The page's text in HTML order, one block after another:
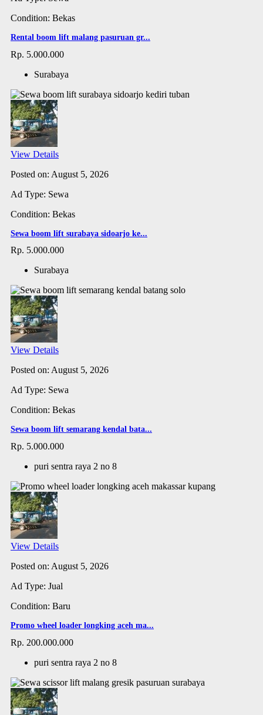
Condition: Bekas
Rental boom lift malang pasuruan gr...
Rp. 5.000.000
Surabaya
View Details
Posted on: August 5, 2026
Ad Type: Sewa
Condition: Bekas
Sewa boom lift surabaya sidoarjo ke...
Rp. 5.000.000
Surabaya
View Details
Posted on: August 5, 2026
Ad Type: Sewa
Condition: Bekas
Sewa boom lift semarang kendal bata...
Rp. 5.000.000
puri sentra raya 2 no 8
View Details
Posted on: August 5, 2026
Ad Type: Jual
Condition: Baru
Promo wheel loader longking aceh ma...
Rp. 200.000.000
puri sentra raya 2 no 8